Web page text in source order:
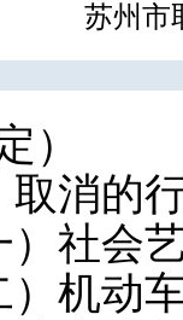
苏州市
）
消的
社会艺
机动车